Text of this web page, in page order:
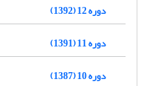
دوره 12 (1392)
دوره 11 (1391)
دوره 10 (1387)